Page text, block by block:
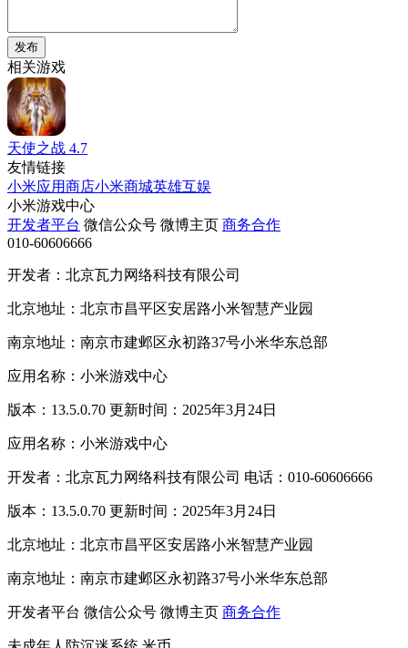
发布
相关游戏
天使之战 4.7
友情链接
小米应用商店小米商城英雄互娱
小米游戏中心
开发者平台 微信公众号 微博主页 商务合作
010-60606666
开发者：北京瓦力网络科技有限公司
北京地址：北京市昌平区安居路小米智慧产业园
南京地址：南京市建邺区永初路37号小米华东总部
应用名称：小米游戏中心
版本：13.5.0.70 更新时间：2025年3月24日
应用名称：小米游戏中心
开发者：北京瓦力网络科技有限公司 电话：010-60606666
版本：13.5.0.70 更新时间：2025年3月24日
北京地址：北京市昌平区安居路小米智慧产业园
南京地址：南京市建邺区永初路37号小米华东总部
开发者平台 微信公众号 微博主页 商务合作